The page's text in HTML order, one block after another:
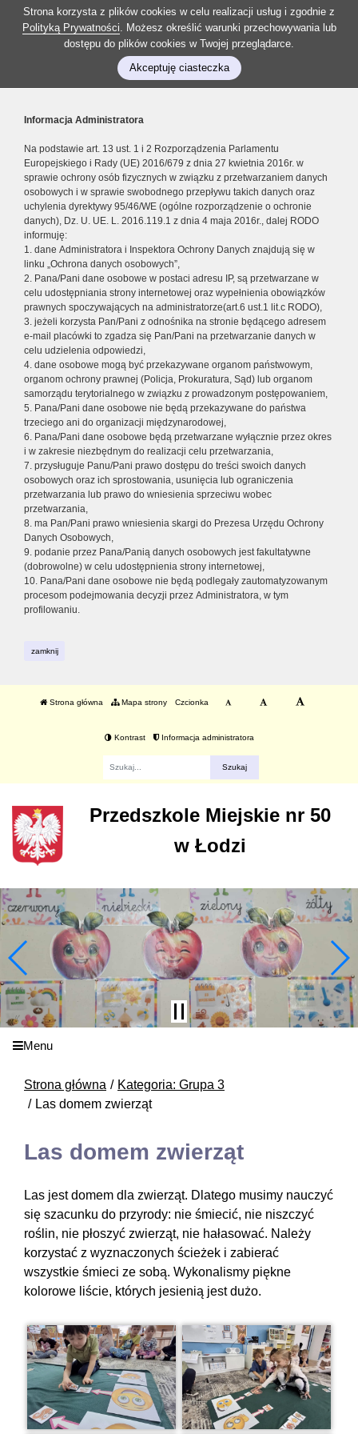
Strona korzysta z plików cookies w celu realizacji usług i zgodnie z
Polityką Prywatności. Możesz określić warunki przechowywania lub
dostępu do plików cookies w Twojej przeglądarce.
Akceptuję ciasteczka
Informacja Administratora
Na podstawie art. 13 ust. 1 i 2 Rozporządzenia Parlamentu
Europejskiego i Rady (UE) 2016/679 z dnia 27 kwietnia 2016r. w
sprawie ochrony osób fizycznych w związku z przetwarzaniem danych
osobowych i w sprawie swobodnego przepływu takich danych oraz
uchylenia dyrektywy 95/46/WE (ogólne rozporządzenie o ochronie
danych), Dz. U. UE. L. 2016.119.1 z dnia 4 maja 2016r., dalej RODO
informuję:
1. dane Administratora i Inspektora Ochrony Danych znajdują się w
linku „Ochrona danych osobowych”,
2. Pana/Pani dane osobowe w postaci adresu IP, są przetwarzane w
celu udostępniania strony internetowej oraz wypełnienia obowiązków
prawnych spoczywających na administratorze(art.6 ust.1 lit.c RODO),
3. jeżeli korzysta Pan/Pani z odnośnika na stronie będącego adresem
e-mail placówki to zgadza się Pan/Pani na przetwarzanie danych w
celu udzielenia odpowiedzi,
4. dane osobowe mogą być przekazywane organom państwowym,
organom ochrony prawnej (Policja, Prokuratura, Sąd) lub organom
samorządu terytorialnego w związku z prowadzonym postępowaniem,
5. Pana/Pani dane osobowe nie będą przekazywane do państwa
trzeciego ani do organizacji międzynarodowej,
6. Pana/Pani dane osobowe będą przetwarzane wyłącznie przez okres
i w zakresie niezbędnym do realizacji celu przetwarzania,
7. przysługuje Panu/Pani prawo dostępu do treści swoich danych
osobowych oraz ich sprostowania, usunięcia lub ograniczenia
przetwarzania lub prawo do wniesienia sprzeciwu wobec
przetwarzania,
8. ma Pan/Pani prawo wniesienia skargi do Prezesa Urzędu Ochrony
Danych Osobowych,
9. podanie przez Pana/Panią danych osobowych jest fakultatywne
(dobrowolne) w celu udostępnienia strony internetowej,
10. Pana/Pani dane osobowe nie będą podlegały zautomatyzowanym
procesom podejmowania decyzji przez Administratora, w tym
profilowaniu.
zamknij
Strona główna Mapa strony Czcionka
Kontrast Informacja administratora
Przedszkole Miejskie nr 50
w Łodzi
Menu
Strona główna
Kategoria: Grupa 3
Las domem zwierząt
Las domem zwierząt
Las jest domem dla zwierząt. Dlatego musimy nauczyć
się szacunku do przyrody: nie śmiecić, nie niszczyć
roślin, nie płoszyć zwierząt, nie hałasować. Należy
korzystać z wyznaczonych ścieżek i zabierać
wszystkie śmieci ze sobą. Wykonalismy piękne
kolorowe liście, których jesienią jest dużo.